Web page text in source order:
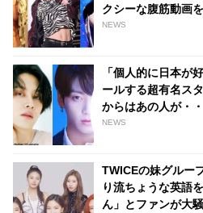
クシーな腹筋動画
NEWS
「個人的に日本が
ールする超有名ス
からはあの人が・・
NEWS
TWICEの妹グルー
り流ちょうな英語
ん」とファンが大